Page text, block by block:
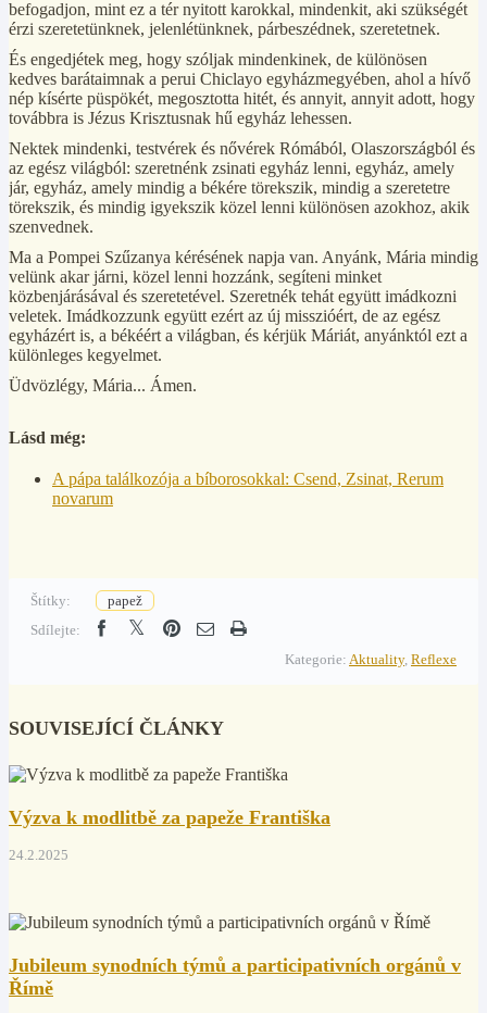
befogadjon, mint ez a tér nyitott karokkal, mindenkit, aki szükségét
érzi szeretetünknek, jelenlétünknek, párbeszédnek, szeretetnek.
És engedjétek meg, hogy szóljak mindenkinek, de különösen
kedves barátaimnak a perui Chiclayo egyházmegyében, ahol a hívő
nép kísérte püspökét, megosztotta hitét, és annyit, annyit adott, hogy
továbbra is Jézus Krisztusnak hű egyház lehessen.
Nektek mindenki, testvérek és nővérek Rómából, Olaszországból és
az egész világból: szeretnénk zsinati egyház lenni, egyház, amely
jár, egyház, amely mindig a békére törekszik, mindig a szeretetre
törekszik, és mindig igyekszik közel lenni különösen azokhoz, akik
szenvednek.
Ma a Pompei Szűzanya kérésének napja van. Anyánk, Mária mindig
velünk akar járni, közel lenni hozzánk, segíteni minket
közbenjárásával és szeretetével. Szeretnék tehát együtt imádkozni
veletek. Imádkozzunk együtt ezért az új misszióért, de az egész
egyházért is, a békéért a világban, és kérjük Máriát, anyánktól ezt a
különleges kegyelmet.
Üdvözlégy, Mária... Ámen.
Lásd még:
A pápa találkozója a bíborosokkal: Csend, Zsinat, Rerum
novarum
Štítky:
papež
Sdílejte:
Kategorie: Aktuality, Reflexe
SOUVISEJÍCÍ ČLÁNKY
Výzva k modlitbě za papeže Františka
24.2.2025
Jubileum synodních týmů a participativních orgánů v
Římě